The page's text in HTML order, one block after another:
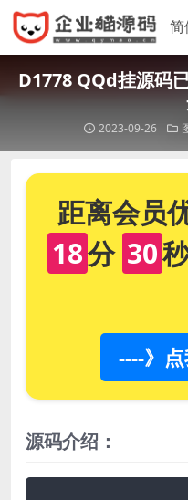
D1778 QQd挂源码
2023-09-26
距离会员
18分 30
----》
源码介绍：